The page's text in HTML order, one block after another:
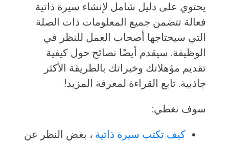
يحتوي على دليل شامل لإنشاء سيرة ذاتية
فعالة تتضمن جميع المعلومات ذات الصلة
التي سيحتاجها أصحاب العمل للنظر في
الوظيفة. سيقدم أيضًا نصائح حول كيفية
تقديم مؤهلاتك وخبراتك بالطريقة الأكثر
جاذبية. تابع القراءة لمعرفة المزيد!
سوف نغطي:
كيف تكتب سيرة ذاتية ، بغض النظر عن